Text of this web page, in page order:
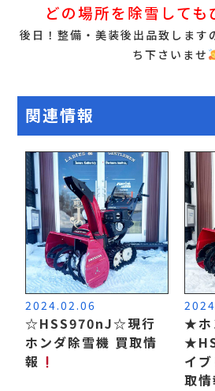
どの場所を除雪しても
後日！整備・美装後出品致します
ち下さいませ
関連情報
2024.02.06
☆HSS970nJ☆現行
ホンダ除雪機 買取情
報
★ホ
イ
取情